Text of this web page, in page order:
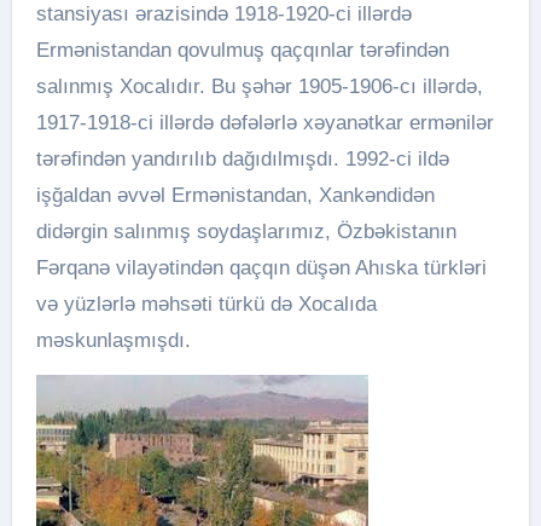
stansiyası ərazisində 1918-1920-ci illərdə
Ermənistandan qovulmuş qaçqınlar tərəfindən
salınmış Xocalıdır. Bu şəhər 1905-1906-cı illərdə,
1917-1918-ci illərdə dəfələrlə xəyanətkar ermənilər
tərəfindən yandırılıb dağıdılmışdı. 1992-ci ildə
işğaldan əvvəl Ermənistandan, Xankəndidən
didərgin salınmış soydaşlarımız, Özbəkistanın
Fərqanə vilayətindən qaçqın düşən Ahıska türkləri
və yüzlərlə məhsəti türkü də Xocalıda
məskunlaşmışdı.